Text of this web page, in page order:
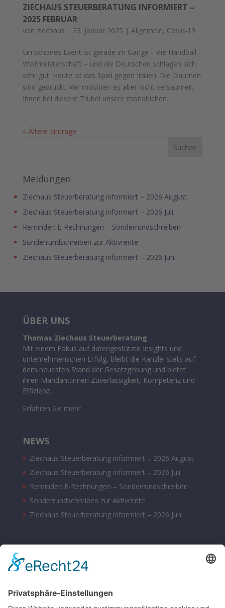
ZIECHAUS STEUERBERATUNG INFORMIERT –
2025 FEBRUAR
von ziechaus | 23. Januar 2025 | Allgemein, Covid-19
Ein schönes Event ist gerade im Gange – die Handball
Weltmeisterschaft – und die Deutschen schlagen sich
sehr gut. Heute ist das Spiel gegen Italien. Die Daumen
sind gedrückt. Wir möchten es aber nicht versäumen,
Ihnen bei diesem Trubel unsere monatlichen...
« Ältere Einträge
Meldungen
Ziechaus Steuerberatung informiert – 2026 August
Ziechaus Steuerberatung informiert – 2026 Juli
Reminder: E-Rechnungen – Sonderrundschreiben
Sonderrundschreiben zur Aktivrente
Ziechaus Steuerberatung informiert – 2026 Juni
ÜBER UNS
Thomas Ziechaus Steuerberatung
Mit einem Fokus auf datengestützte Insights und
unternehmerischen Erfolg, bleibt die Kanzlei stets auf
dem neuesten Stand der Gesetzgebung und bietet
ihren Mandant:innen Zuverlässigkeit, Kompetenz und
Effizienz.
Erfahren Sie mehr
NEWS
Ziechaus Steuerberatung informiert – 2026 August
Ziechaus Steuerberatung informiert – 2026 Juli
Reminder: E-Rechnungen – Sonderrundschreiben
Sonderrundschreiben zur Aktivrente
Ziechaus Steuerberatung informiert – 2026 Juni
Montag – Donnerstag 08:00 – 17:00 Uhr
Samstag nach Vereinbarung